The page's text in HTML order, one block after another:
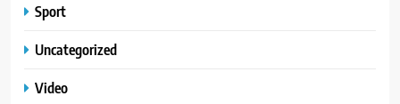
Sport
Uncategorized
Video